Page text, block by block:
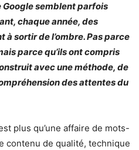
semblent parfois
chaque année, des
sortir de l’ombre. Pas parce
parce qu’ils ont compris
avec une méthode, de
des attentes du
plus qu’une affaire de mots-
contenu de qualité, technique